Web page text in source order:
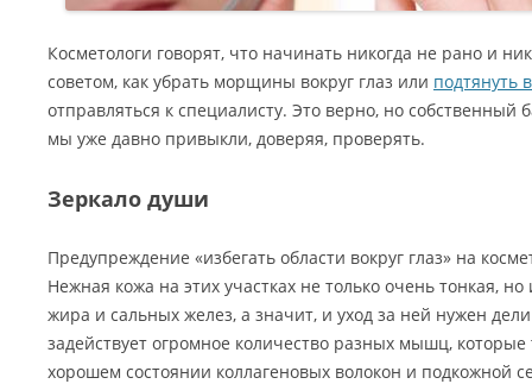
Косметологи говорят, что начинать никогда не рано и
советом, как убрать морщины вокруг глаз или подтянуть
отправляться к специалисту. Это верно, но
мы уже давно привыкли, доверяя, проверять.
Зеркало души
Предупреждение «избегать области вокруг глаз» на
Нежная кожа на этих участках не только очень тонкая,
жира и сальных желез, а значит, и уход за ней нужен
задействует огромное количество разных мышц, которые
хорошем состоянии коллагеновых волокон и подкожной